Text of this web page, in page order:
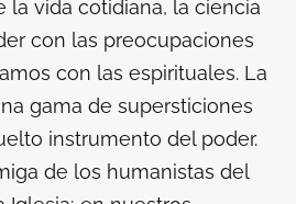
la vida cotidiana, la ciencia
con las preocupaciones
con las espirituales. La
gama de supersticiones
instrumento del poder.
de los humanistas del